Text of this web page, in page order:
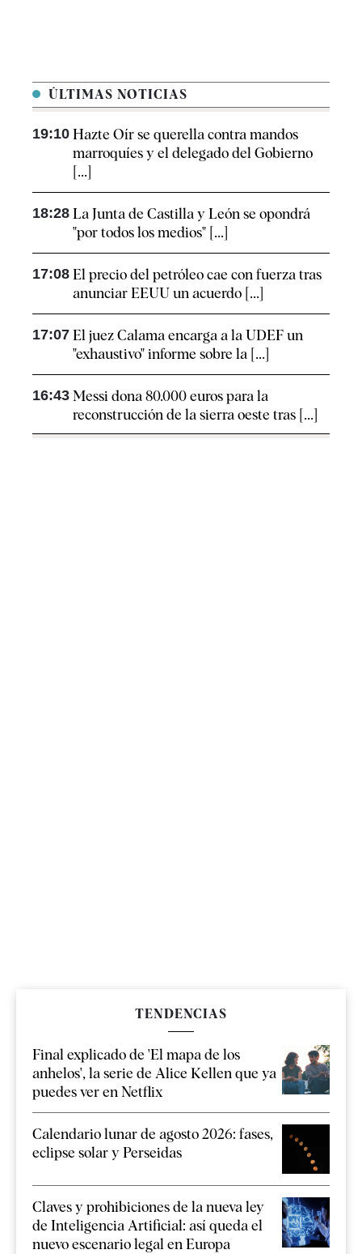
ÚLTIMAS NOTICIAS
19:10 Hazte Oír se querella contra mandos
marroquíes y el delegado del Gobierno
[...]
18:28 La Junta de Castilla y León se opondrá
"por todos los medios" [...]
17:08 El precio del petróleo cae con fuerza tras
anunciar EEUU un acuerdo [...]
17:07 El juez Calama encarga a la UDEF un
"exhaustivo" informe sobre la [...]
16:43 Messi dona 80.000 euros para la
reconstrucción de la sierra oeste tras [...]
TENDENCIAS
Final explicado de 'El mapa de los
anhelos', la serie de Alice Kellen que ya
puedes ver en Netflix
Calendario lunar de agosto 2026: fases,
eclipse solar y Perseidas
Claves y prohibiciones de la nueva ley
de Inteligencia Artificial: así queda el
nuevo escenario legal en Europa